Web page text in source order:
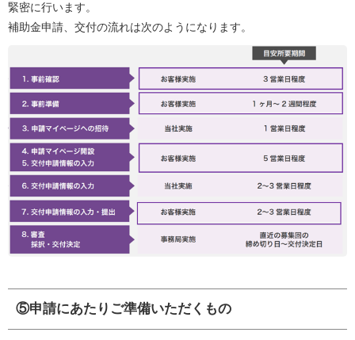
緊密に行います。
補助金申請、交付の流れは次のようになります。
⑤申請にあたりご準備いただくもの